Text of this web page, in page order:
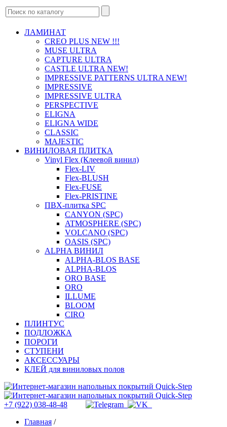
ЛАМИНАТ
CREO PLUS NEW !!!
MUSE ULTRA
CAPTURE ULTRA
CASTLE ULTRA NEW!
IMPRESSIVE PATTERNS ULTRA NEW!
IMPRESSIVE
IMPRESSIVE ULTRA
PERSPECTIVE
ELIGNA
ELIGNA WIDE
CLASSIC
MAJESTIC
ВИНИЛОВАЯ ПЛИТКА
Vinyl Flex (Клеевой винил)
Flex-LIV
Flex-BLUSH
Flex-FUSE
Flex-PRISTINE
ПВХ-плитка SPC
CANYON (SPC)
ATMOSPHERE (SPC)
VOLCANO (SPC)
OASIS (SPC)
ALPHA ВИНИЛ
ALPHA-BLOS BASE
ALPHA-BLOS
ORO BASE
ORO
ILLUME
BLOOM
CIRO
ПЛИНТУС
ПОДЛОЖКА
ПОРОГИ
СТУПЕНИ
АКСЕССУАРЫ
КЛЕЙ для виниловых полов
+7 (922) 038-48-48
Главная /